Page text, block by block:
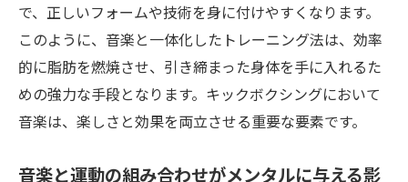
集団でのエクササイズが生むモチベーショ
ン
全身運動で効率的にカロリー消費キックボクシ
ングのダイエット効果
で、正しいフォームや技術を身に付けやすくなります。
このように、音楽と一体化したトレーニング法は、効率
的に脂肪を燃焼させ、引き締まった身体を手に入れるた
めの強力な手段となります。キックボクシングにおいて
音楽は、楽しさと効果を両立させる重要な要素です。
音楽と運動の組み合わせがメンタルに与える影